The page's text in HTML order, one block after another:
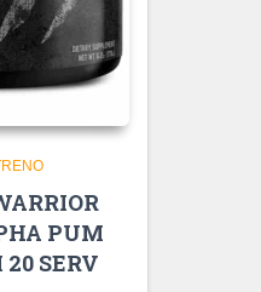
PUM
SERV